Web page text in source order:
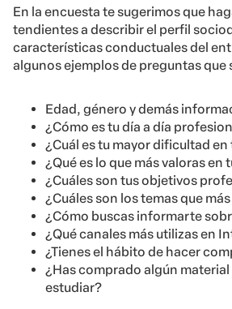
En la encuesta te sugerimos que
tendientes a describir el perfil
características conductuales del
algunos ejemplos de preguntas que
Edad, género y demás
¿Cómo es tu día a día
¿Cuál es tu mayor dificultad
¿Qué es lo que más valoras en
¿Cuáles son tus objetivos
¿Cuáles son los temas que
¿Cómo buscas informarte
¿Qué canales más utilizas en
¿Tienes el hábito de hacer
¿Has comprado algún
estudiar?